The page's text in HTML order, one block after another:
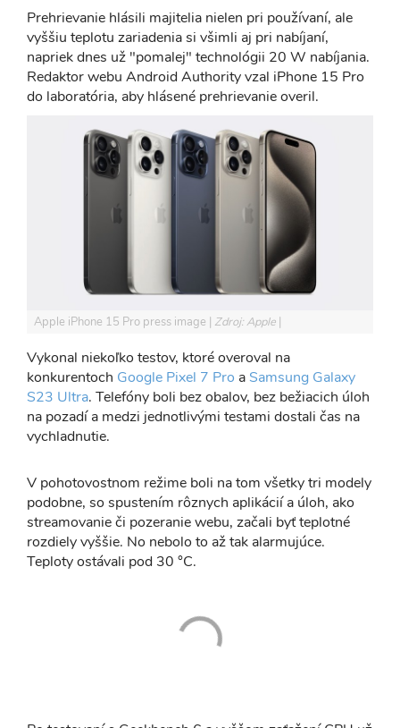
Prehrievanie hlásili majitelia nielen pri používaní, ale
vyššiu teplotu zariadenia si všimli aj pri nabíjaní,
napriek dnes už "pomalej" technológii 20 W nabíjania.
Redaktor webu Android Authority vzal iPhone 15 Pro
do laboratória, aby hlásené prehrievanie overil.
Apple iPhone 15 Pro press image Zdroj: Apple
Vykonal niekoľko testov, ktoré overoval na
konkurentoch Google Pixel 7 Pro aSamsung Galaxy
S23 Ultra. Telefóny boli bez obalov, bez bežiacich úloh
na pozadí a medzi jednotlivými testami dostali čas na
vychladnutie.
V pohotovostnom režime boli na tom všetky tri modely
podobne, so spustením rôznych aplikácií a úloh, ako
streamovanie či pozeranie webu, začali byť teplotné
rozdiely vyššie. No nebolo to až tak alarmujúce.
Teploty ostávali pod 30 °C.